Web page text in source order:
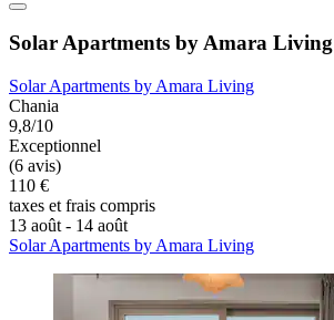
Solar Apartments by Amara Living
Solar Apartments by Amara Living
Chania
9,8/10
Exceptionnel
(6 avis)
110 €
taxes et frais compris
13 août - 14 août
Solar Apartments by Amara Living